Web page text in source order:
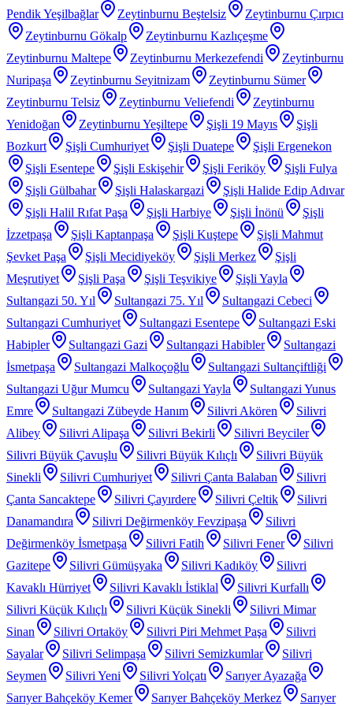
Pendik Yeşilbağlar
Zeytinburnu Beştelsiz
Zeytinburnu Çırpıcı
Zeytinburnu Gökalp
Zeytinburnu Kazlıçeşme
Zeytinburnu Maltepe
Zeytinburnu Merkezefendi
Zeytinburnu
Nuripaşa
Zeytinburnu Seyitnizam
Zeytinburnu Sümer
Zeytinburnu Telsiz
Zeytinburnu Veliefendi
Zeytinburnu
Yenidoğan
Zeytinburnu Yeşiltepe Şişli 19 Mayıs
Şişli
Bozkurt
Şişli Cumhuriyet Şişli Duatepe
Şişli Ergenekon
Şişli Esentepe
Şişli Eskişehir Şişli Feriköy
Şişli Fulya
Şişli Gülbahar
Şişli Halaskargazi
Şişli Halide Edip Adıvar
Şişli Halil Rıfat Paşa
Şişli Harbiye Şişli İnönü
Şişli
İzzetpaşa
Şişli Kaptanpaşa Şişli Kuştepe
Şişli Mahmut
Şevket Paşa
Şişli Mecidiyeköy Şişli Merkez
Şişli
Meşrutiyet
Şişli Paşa Şişli Teşvikiye
Şişli Yayla
Sultangazi 50. Yıl
Sultangazi 75. Yıl
Sultangazi Cebeci
Sultangazi Cumhuriyet
Sultangazi Esentepe
Sultangazi Eski
Habipler
Sultangazi Gazi Sultangazi Habibler
Sultangazi
İsmetpaşa
Sultangazi Malkoçoğlu
Sultangazi Sultançiftliği
Sultangazi Uğur Mumcu
Sultangazi Yayla
Sultangazi Yunus
Emre
Sultangazi Zübeyde Hanım Silivri Akören
Silivri
Alibey
Silivri Alipaşa Silivri Bekirli
Silivri Beyciler
Silivri Büyük Çavuşlu
Silivri Büyük Kılıçlı
Silivri Büyük
Sinekli
Silivri Cumhuriyet Silivri Çanta Balaban
Silivri
Çanta Sancaktepe
Silivri Çayırdere Silivri Çeltik
Silivri
Danamandıra
Silivri Değirmenköy Fevzipaşa
Silivri
Değirmenköy İsmetpaşa
Silivri Fatih Silivri Fener
Silivri
Gazitepe
Silivri Gümüşyaka Silivri Kadıköy
Silivri
Kavaklı Hürriyet
Silivri Kavaklı İstiklal
Silivri Kurfallı
Silivri Küçük Kılıçlı
Silivri Küçük Sinekli
Silivri Mimar
Sinan
Silivri Ortaköy Silivri Piri Mehmet Paşa
Silivri
Sayalar
Silivri Selimpaşa Silivri Semizkumlar
Silivri
Seymen
Silivri Yeni Silivri Yolçatı
Sarıyer Ayazağa
Sarıyer Bahçeköy Kemer
Sarıyer Bahçeköy Merkez
Sarıyer